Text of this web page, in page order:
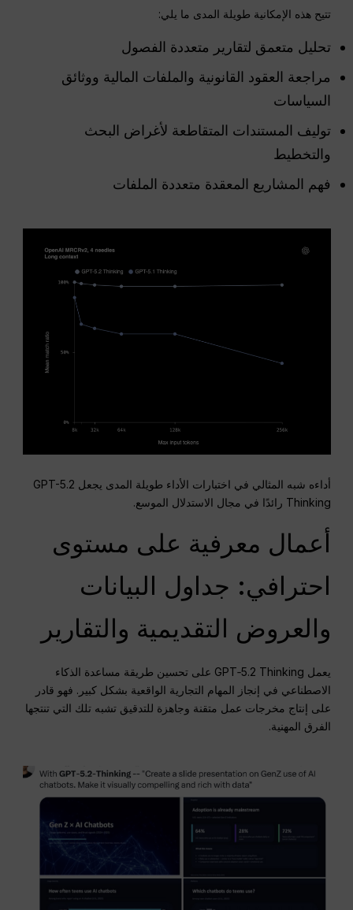
تتيح هذه الإمكانية طويلة المدى ما يلي:
تحليل متعمق لتقارير متعددة الفصول
مراجعة العقود القانونية والملفات المالية ووثائق
السياسات
توليف المستندات المتقاطعة لأغراض البحث
والتخطيط
فهم المشاريع المعقدة متعددة الملفات
أداءه شبه المثالي في اختبارات الأداء طويلة المدى يجعل GPT-5.2
Thinking رائدًا في مجال الاستدلال الموسع.
أعمال معرفية على مستوى
احترافي: جداول البيانات
والعروض التقديمية والتقارير
يعمل GPT‑5.2 Thinking على تحسين طريقة مساعدة الذكاء
الاصطناعي في إنجاز المهام التجارية الواقعية بشكل كبير. فهو قادر
على إنتاج مخرجات عمل متقنة وجاهزة للتدقيق تشبه تلك التي تنتجها
الفرق المهنية.